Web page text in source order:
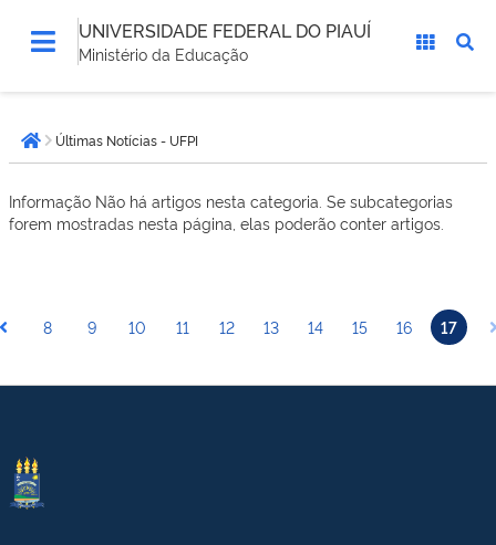
UNIVERSIDADE FEDERAL DO PIAUÍ
Ministério da Educação
está
aqui:Página inicial
Últimas Notícias - UFPI
Informação Não há artigos nesta categoria. Se subcategorias
forem mostradas nesta página, elas poderão conter artigos.
8 9 10 11 12 13 14 15 16 17